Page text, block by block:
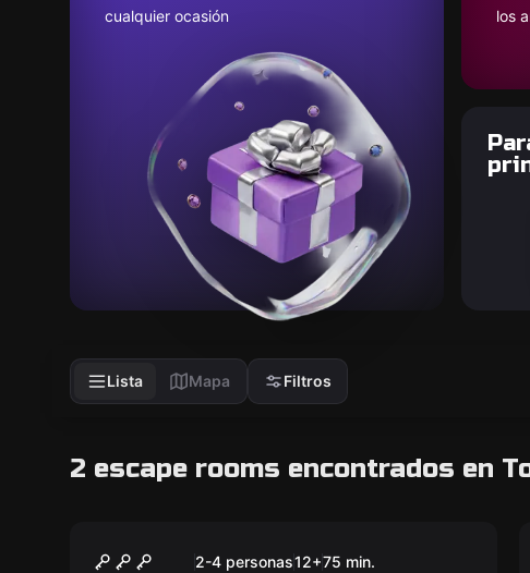
cualquier ocasión
los
Lista Mapa Filtros
2 escape rooms encontrados en
Fábula 2-4 personas12+75 min.